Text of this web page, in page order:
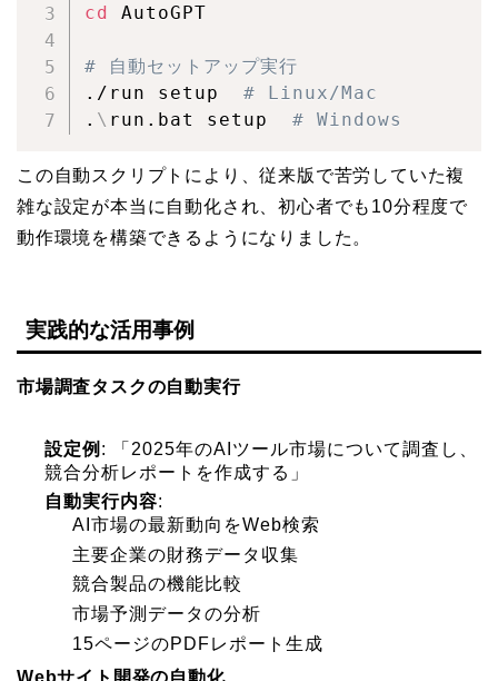
cd
AutoGPT
# 自動セットアップ実行
./run setup # Linux/Mac
. \ run.bat setup # Windows
この自動スクリプトにより、従来版で苦労していた複
雑な設定が本当に自動化され、初心者でも10分程度で
動作環境を構築できるようになりました。
実践的な活用事例
市場調査タスクの自動実行
設定例 : 「2025年のAIツール市場について調査し、
競合分析レポートを作成する」
自動実行内容:
AI市場の最新動向をWeb検索
主要企業の財務データ収集
競合製品の機能比較
市場予測データの分析
15ページのPDFレポート生成